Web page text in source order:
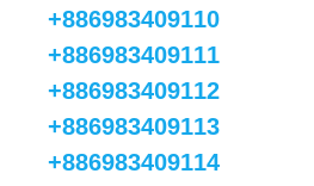
+886983409110
+886983409111
+886983409112
+886983409113
+886983409114